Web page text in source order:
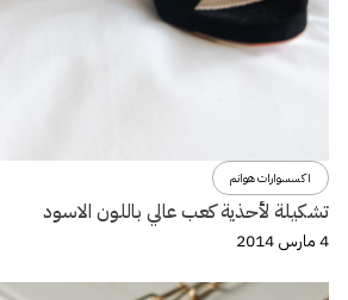
اكسسوارات هوانم
تشكيلة لأحذية كعب عالي باللون الاسود
4 مارس 2014